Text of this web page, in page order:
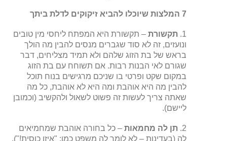
7 המלצות שיוכלו להביא זיקוקים לדלת ביתך
1. תקשורת – תקשורת היא המפתח ליחסי מין טובים
ונועזים, זה לא סוד שגברים מנסים להבין מה הולך
בראש של בת הזוג שלהם ולא תמיד מצליחים, דבר
שגורם לאי הבנות רבות. אם תשוחח עם בת הזוג
במקום שקט ופרטי בו שניכם מרגישים בנוח תוכל
להבין מה היא אוהבת ומה היא לא אוהבת, כל מה
שאתה צריך לעשות זה פשוט לשאול ולהקשיב (וכמובן
ליישם).
2. תן לה מחמאות – כל בחורה אוהבת שמחמיאים
לה (בעדינות – לא לומר לה משפט כמו: "איזו כוסית!"),